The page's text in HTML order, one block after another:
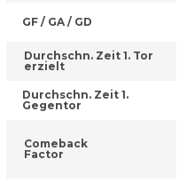
GF / GA / GD
Durchschn. Zeit 1. Tor
erzielt
Durchschn. Zeit 1.
Gegentor
Comeback
Factor